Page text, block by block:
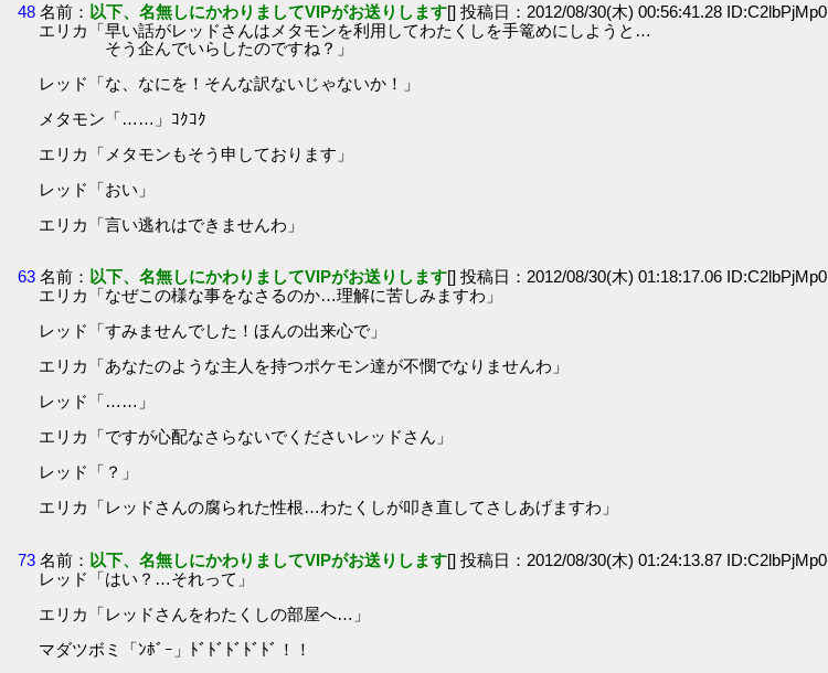
48 名前： 以下、名無しにかわりましてVIPがお送りします[] 投稿日：2012/08/30(木) 00:56:41.28 ID:C2lbPjMp0
エリカ「早い話がレッドさんはメタモンを利用してわたくしを手篭めにしようと…
そう企んでいらしたのですね？」
レッド「な、なにを！そんな訳ないじゃないか！」
メタモン「……」ｺｸｺｸ
エリカ「メタモンもそう申しております」
レッド「おい」
エリカ「言い逃れはできませんわ」
63 名前： 以下、名無しにかわりましてVIPがお送りします[] 投稿日：2012/08/30(木) 01:18:17.06 ID:C2lbPjMp0
エリカ「なぜこの様な事をなさるのか…理解に苦しみますわ」
レッド「すみませんでした！ほんの出来心で」
エリカ「あなたのような主人を持つポケモン達が不憫でなりませんわ」
レッド「……」
エリカ「ですが心配なさらないでくださいレッドさん」
レッド「？」
エリカ「レッドさんの腐られた性根…わたくしが叩き直してさしあげますわ」
73 名前： 以下、名無しにかわりましてVIPがお送りします[] 投稿日：2012/08/30(木) 01:24:13.87 ID:C2lbPjMp0
レッド「はい？…それって」
エリカ「レッドさんをわたくしの部屋へ…」
マダツボミ「ﾝﾎﾞｰ」ﾄﾞﾄﾞﾄﾞﾄﾞﾄﾞ！！